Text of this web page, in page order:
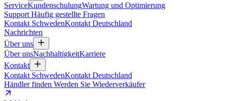
ServiceKundenschulungWartung und Optimierung
Support Häufig gestellte Fragen
Kontakt SchwedenKontakt Deutschland
Nachrichten
Über uns
Über unsNachhaltigkeitKarriere
Kontakt
Kontakt SchwedenKontakt Deutschland
Händler finden Werden Sie Wiederverkäufer